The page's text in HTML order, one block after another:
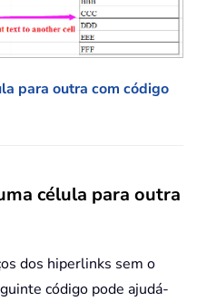
para outra com código
célula para outra
dos hiperlinks sem o
código pode ajudá-